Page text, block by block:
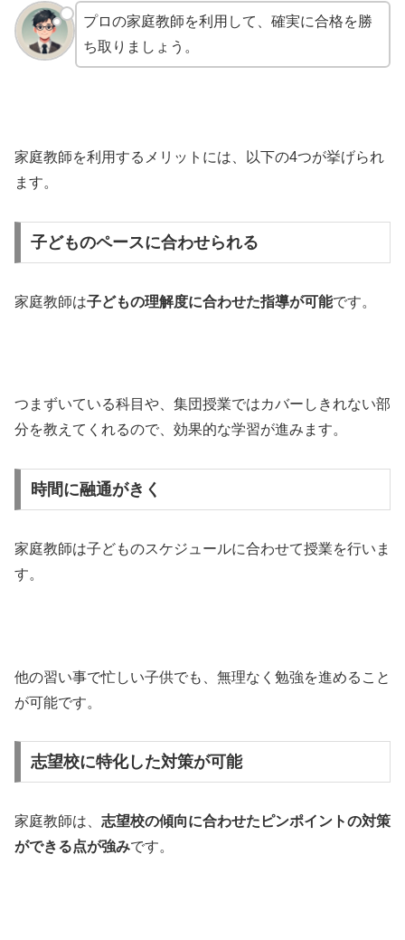
プロの家庭教師を利用して、確実に合格を勝
ち取りましょう。
家庭教師を利用するメリットには、以下の4つが挙げられ
ます。
子どものペースに合わせられる
家庭教師は子どもの理解度に合わせた指導が可能です。
つまずいている科目や、集団授業ではカバーしきれない部
分を教えてくれるので、効果的な学習が進みます。
時間に融通がきく
家庭教師は子どものスケジュールに合わせて授業を行いま
す。
他の習い事で忙しい子供でも、無理なく勉強を進めること
が可能です。
志望校に特化した対策が可能
家庭教師は、 志望校の傾向に合わせたピンポイントの対策
ができる点が強みです。